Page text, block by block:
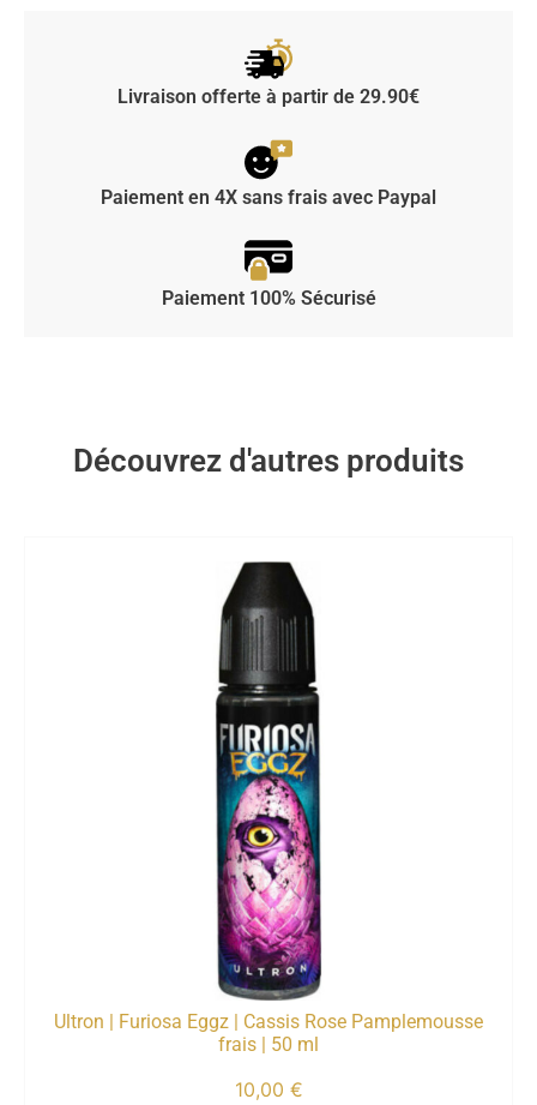
Livraison offerte à partir de 29.90€
Paiement en 4X sans frais avec Paypal
Paiement 100% Sécurisé
Découvrez d'autres produits
Ultron | Furiosa Eggz | Cassis Rose Pamplemousse
frais | 50 ml
10,00 €